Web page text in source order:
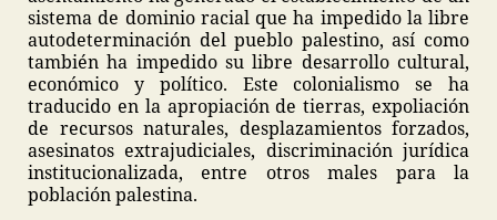
sistema de dominio racial que ha impedido la libre
autodeterminación del pueblo palestino, así como
también ha impedido su libre desarrollo cultural,
económico y político. Este colonialismo se ha
traducido en la apropiación de tierras, expoliación
de recursos naturales, desplazamientos forzados,
asesinatos extrajudiciales, discriminación jurídica
institucionalizada, entre otros males para la
población palestina.